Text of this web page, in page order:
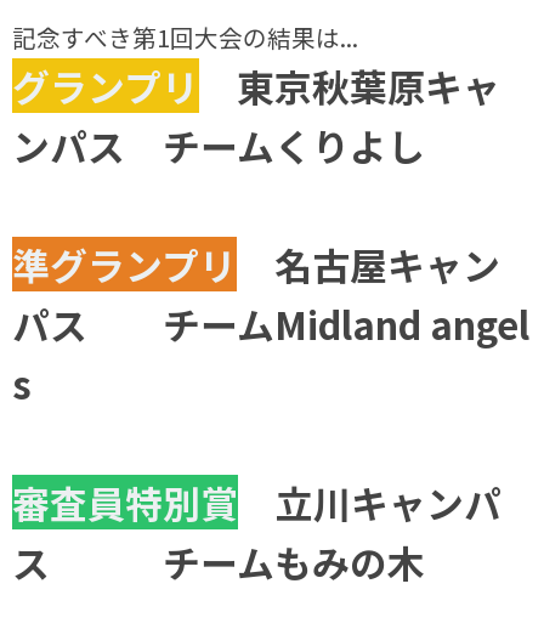
記念すべき第1回大会の結果は...
グランプリ
東京秋葉原キャ
ンパス チームくりよし
準グランプリ
名古屋キャン
パス チームMidland angel
s
審査員特別賞 立川キャンパ
ス チームもみの木